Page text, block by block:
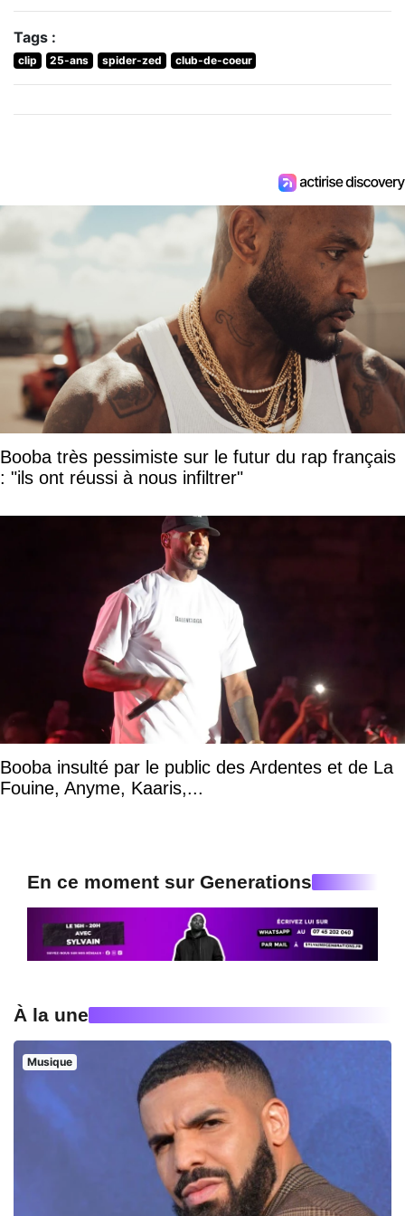
Tags :
clip 25-ans spider-zed club-de-coeur
Booba très pessimiste sur le futur du rap français
: "ils ont réussi à nous infiltrer"
Booba insulté par le public des Ardentes et de La
Fouine, Anyme, Kaaris,...
En ce moment sur Generations
À la une
Musique